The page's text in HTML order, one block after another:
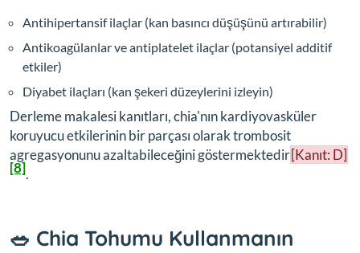
Antihipertansif ilaçlar (kan basıncı düşüşünü artırabilir)
Antikoagülanlar ve antiplatelet ilaçlar (potansiyel additif
etkiler)
Diyabet ilaçları (kan şekeri düzeylerini izleyin)
Derleme makalesi kanıtları, chia'nın kardiyovasküler
koruyucu etkilerinin bir parçası olarak trombosit
agregasyonunu azaltabileceğini göstermektedir[Kanıt: D]
[8].
🥗 Chia Tohumu Kullanmanın